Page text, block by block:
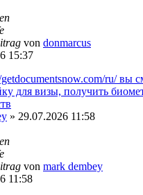
von donmarcus
15:37
ru/ вы
для визы, получить
» 29.07.2026 11:58
von mark dembey
11:58